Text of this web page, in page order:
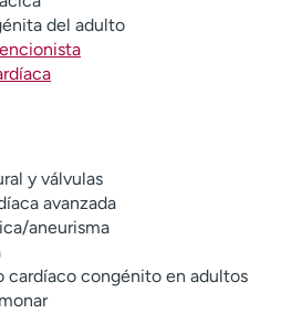
del adulto
y válvulas
avanzada
aneurisma
cardíaco congénito en adultos